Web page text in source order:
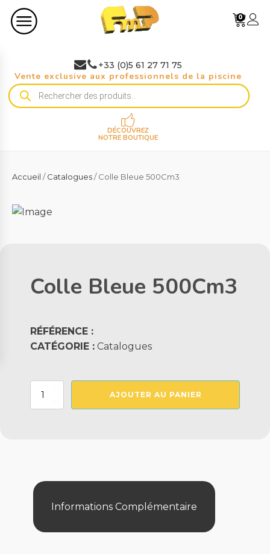
0
+33 (0)5 61 27 71 75
Vente exclusive aux professionnels de la piscine
Recherche
de
DÉCOUVREZ
NOTRE BOUTIQUE
Accueil /Catalogues/ Colle Bleue 500Cm3
Colle Bleue 500Cm3
RÉFÉRENCE :
CATÉGORIE : Catalogues
quantité
AJOUTER AU PANIER
Informations Complémentaire